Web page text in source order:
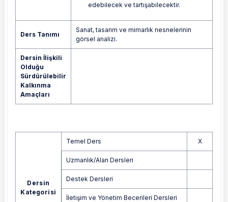
edebilecek ve tartışabilecektir.
Ders Tanımı
Sanat, tasarım ve mimarlık nesnelerinin
görsel analizi.
Dersin İlişkili
Olduğu
Sürdürülebilir
Kalkınma
Amaçları
Dersin
Kategorisi
Temel Ders X
Uzmanlık/Alan Dersleri
Destek Dersleri
İletişim ve Yönetim Becerileri Dersleri